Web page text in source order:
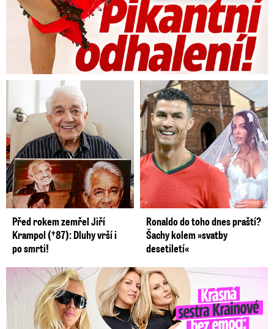
Před rokem zemřel Jiří
Krampol (†87): Dluhy vrší i
po smrti!
Ronaldo do toho dnes praští?
Šachy kolem »svatby
desetiletí«
Krásná sestra Krainové bez emocí: Mám to za pár…